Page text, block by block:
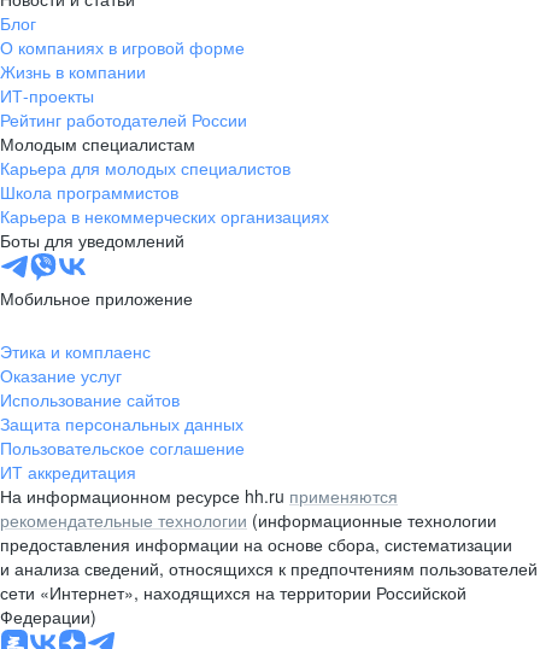
Блог
О компаниях в игровой форме
Жизнь в компании
ИТ-проекты
Рейтинг работодателей России
Молодым специалистам
Карьера для молодых специалистов
Школа программистов
Карьера в некоммерческих организациях
Боты для уведомлений
Мобильное приложение
Этика и комплаенс
Оказание услуг
Использование сайтов
Защита персональных данных
Пользовательское соглашение
ИТ аккредитация
На информационном ресурсе hh.ru применяются
рекомендательные технологии (информационные технологии
предоставления информации на основе сбора, систематизации
и анализа сведений, относящихся к предпочтениям пользователей
сети «Интернет», находящихся на территории Российской
Федерации)